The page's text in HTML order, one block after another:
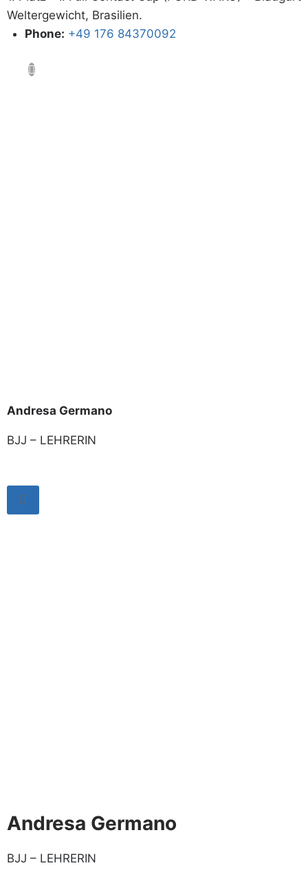
Weltergewicht, Brasilien.
Phone: +49 176 84370092
Andresa Germano
BJJ – LEHRERIN
Andresa Germano
BJJ – LEHRERIN